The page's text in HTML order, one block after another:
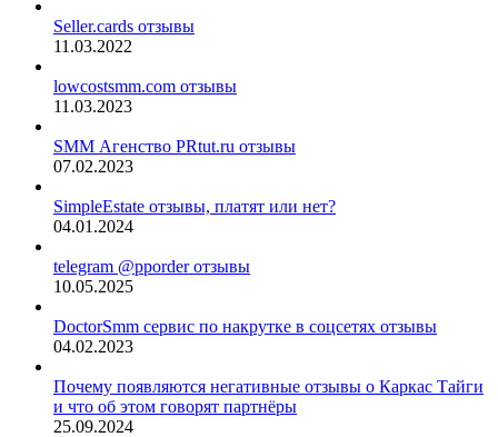
Seller.cards отзывы
11.03.2022
lowcostsmm.com отзывы
11.03.2023
SMM Агенство PRtut.ru отзывы
07.02.2023
SimpleEstate отзывы, платят или нет?
04.01.2024
telegram @pporder отзывы
10.05.2025
DoctorSmm сервис по накрутке в соцсетях отзывы
04.02.2023
Почему появляются негативные отзывы о Каркас Тайги
и что об этом говорят партнёры
25.09.2024